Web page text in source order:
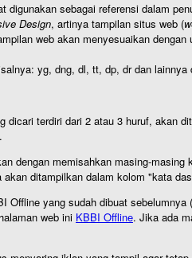
digunakan sebagai referensi dalam
Design, artinya tampilan situs web (
web akan menyesuaikan dengan
yg, dng, dl, tt, dp, dr dan
terdiri dari 2 atau 3 huruf, akan
dengan memisahkan masing-masing
ditampilkan dalam kolom "kata
Offline yang sudah dibuat
web ini KBBI Offline. Jika ada